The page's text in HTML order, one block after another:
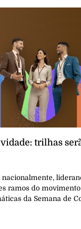
trilhas
ramos do
da Semana de